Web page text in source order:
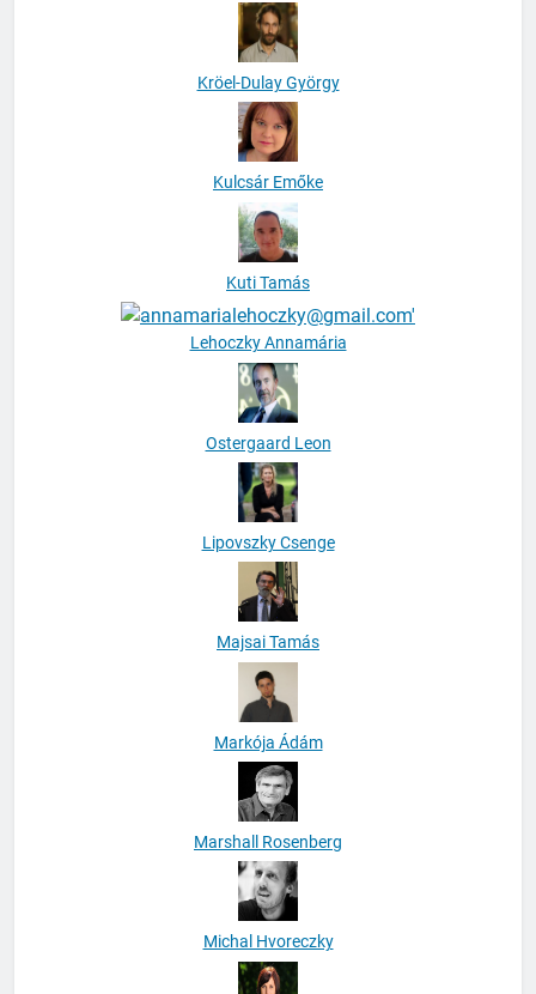
Kröel-Dulay György
Kulcsár Emőke
Kuti Tamás
Lehoczky Annamária
Ostergaard Leon
Lipovszky Csenge
Majsai Tamás
Markója Ádám
Marshall Rosenberg
Michal Hvoreczky